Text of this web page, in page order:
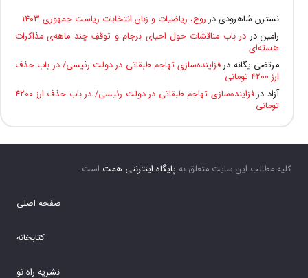
نسترن شاهرودی در روح، ریاضیات و زبان انتخابات ریاست جمهوری ۱۴۰۳
رامیندر در باب مناقشات حول احیای برجام و توقفِ چند ماهه‌ی مذاکرات
هسته‌ای
مرتضی یگانه درفزاینده‌سازی تهاجم طبقاتی در دولت رئیسی/ در باب حذف
ارز ۴۲۰۰ تومانی
آزاددر
فزاینده‌سازی تهاجم طبقاتی در دولت رئیسی/ در باب حذف ارز ۴۲۰۰
تومانی
کلیه مطالب این سایت متعلق به پایگاه اینترنتی همت است.
صفحه اصلی
کتابخانه
نشریه راه نو